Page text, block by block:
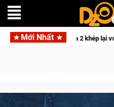
Mới Nhất
CFVL 2026 Mùa 2 khép lại với hành